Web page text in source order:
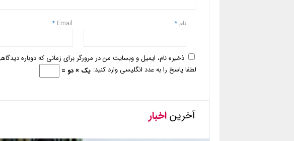
نام *
Email
*
ذخیره نام، ایمیل و وبسایت من در مرورگر برای زمانی که دوباره
لطفا پاسخ را به عدد انگلیسی وارد کنید: یک × دو =
آخریناخبار